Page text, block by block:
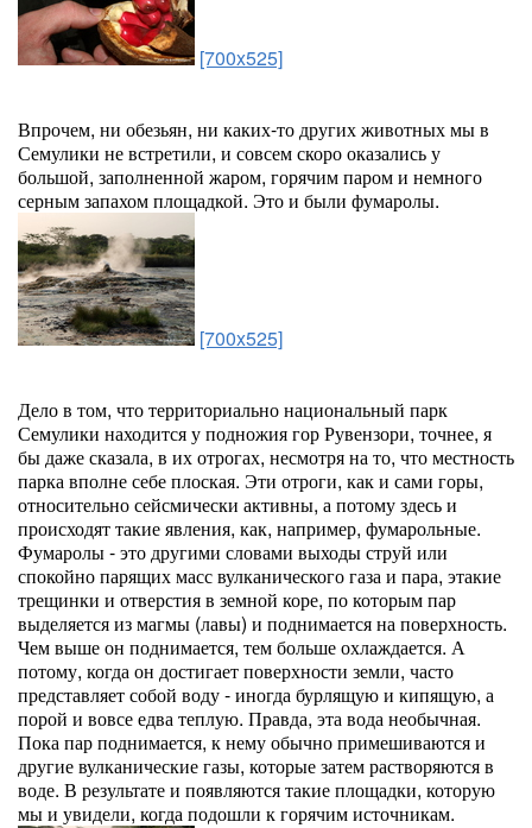
[700x525]
Впрочем, ни обезьян, ни каких-то других животных мы в
Семулики не встретили, и совсем скоро оказались у
большой, заполненной жаром, горячим паром и немного
серным запахом площадкой. Это и были фумаролы.
[700x525]
Дело в том, что территориально национальный парк
Семулики находится у подножия гор Рувензори, точнее, я
бы даже сказала, в их отрогах, несмотря на то, что местность
парка вполне себе плоская. Эти отроги, как и сами горы,
относительно сейсмически активны, а потому здесь и
происходят такие явления, как, например, фумарольные.
Фумаролы - это другими словами выходы струй или
спокойно парящих масс вулканического газа и пара, этакие
трещинки и отверстия в земной коре, по которым пар
выделяется из магмы (лавы) и поднимается на поверхность.
Чем выше он поднимается, тем больше охлаждается. А
потому, когда он достигает поверхности земли, часто
представляет собой воду - иногда бурлящую и кипящую, а
порой и вовсе едва теплую. Правда, эта вода необычная.
Пока пар поднимается, к нему обычно примешиваются и
другие вулканические газы, которые затем растворяются в
воде. В результате и появляются такие площадки, которую
мы и увидели, когда подошли к горячим источникам.